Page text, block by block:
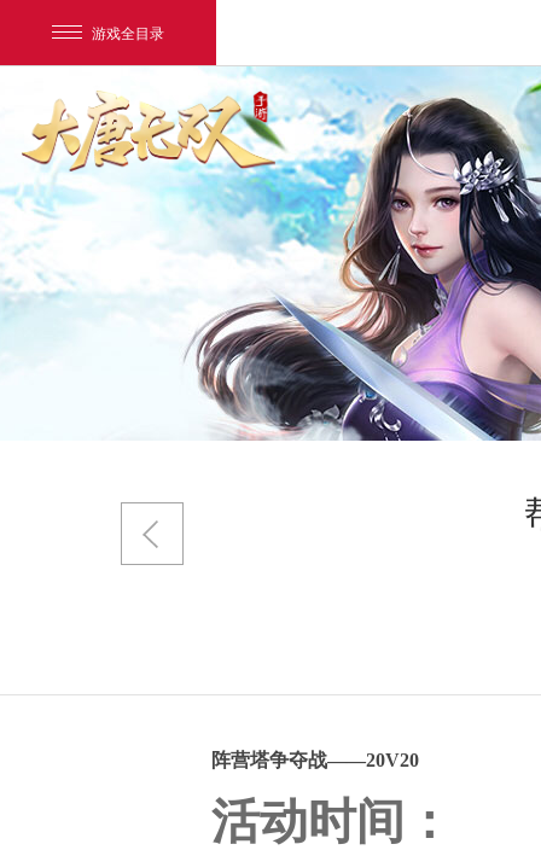
游戏全目录
网易游戏
游戏爱好者
我的足迹： 大唐无双唯美篇
阵营塔争夺战——20V20
活动时间：